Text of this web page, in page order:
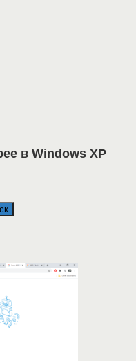
в Windows XP